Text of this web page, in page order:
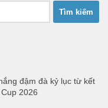
đậm đà kỷ lục từ kết
2026